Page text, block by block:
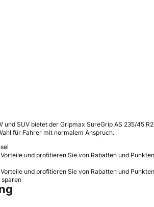
und SUV bietet der Gripmax SureGrip AS 235/45
für Fahrer mit normalem Anspruch.
und profitieren Sie von Rabatten und
und profitieren Sie von Rabatten und
sparen